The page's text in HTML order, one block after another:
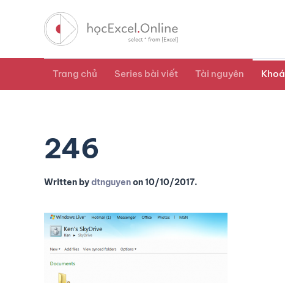
Trang chủ Series bài viết Tài nguyên
246
Written bydtnguyenon10/10/2017.